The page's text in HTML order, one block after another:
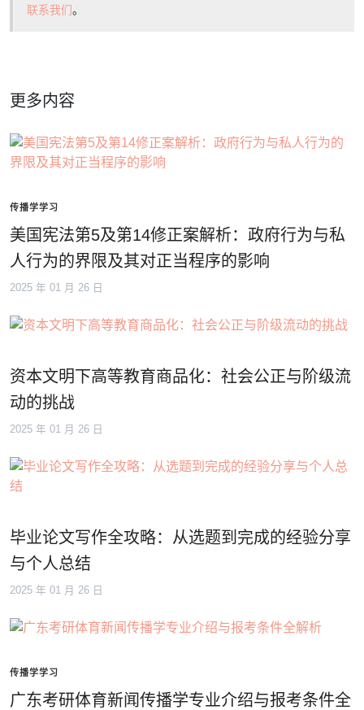
联系我们。
更多内容
传播学学习
美国宪法第5及第14修正案解析：政府行为与私
人行为的界限及其对正当程序的影响
2025 年 01 月 26 日
资本文明下高等教育商品化：社会公正与阶级流
动的挑战
2025 年 01 月 26 日
毕业论文写作全攻略：从选题到完成的经验分享
与个人总结
2025 年 01 月 26 日
传播学学习
广东考研体育新闻传播学专业介绍与报考条件全